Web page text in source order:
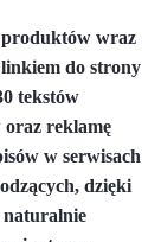
produktów wraz
do strony
tekstów
reklamę
w serwisach
dzięki